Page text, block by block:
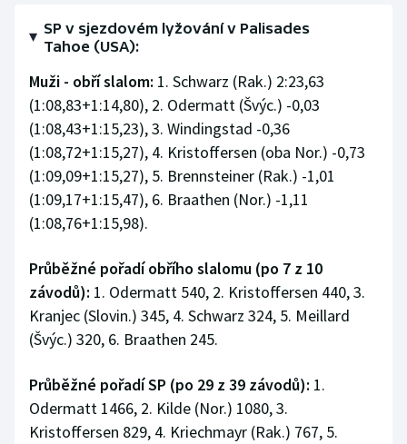
Rychlobruslení
Short track
Sportovní střelba
Stolní tenis
Triatlon
Veslování
Vodní slalom
Ostatní
SP v sjezdovém lyžování v Palisades
Tahoe (USA):
Muži - obří slalom: 1. Schwarz (Rak.) 2:23,63
(1:08,83+1:14,80), 2. Odermatt (Švýc.) -0,03
(1:08,43+1:15,23), 3. Windingstad -0,36
(1:08,72+1:15,27), 4. Kristoffersen (oba Nor.) -0,73
(1:09,09+1:15,27), 5. Brennsteiner (Rak.) -1,01
(1:09,17+1:15,47), 6. Braathen (Nor.) -1,11
(1:08,76+1:15,98).
Průběžné pořadí obřího slalomu (po 7 z 10
závodů): 1. Odermatt 540, 2. Kristoffersen 440, 3.
Kranjec (Slovin.) 345, 4. Schwarz 324, 5. Meillard
(Švýc.) 320, 6. Braathen 245.
Průběžné pořadí SP (po 29 z 39 závodů): 1.
Odermatt 1466, 2. Kilde (Nor.) 1080, 3.
Kristoffersen 829, 4. Kriechmayr (Rak.) 767, 5.